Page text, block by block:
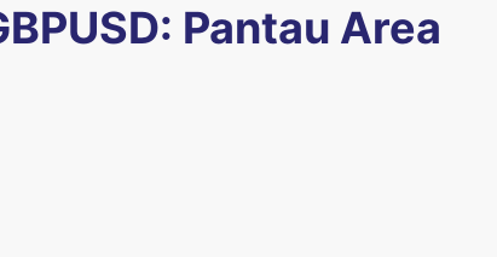
Pantau Area